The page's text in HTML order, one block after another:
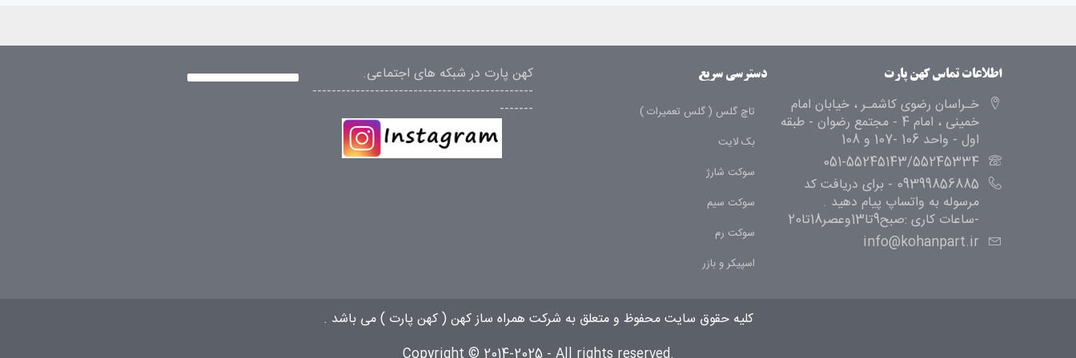
اطلاعات تماس کهن پارت
خـراسان رضوی کاشمـر ، خیابان امام
خمینی ، امام 4 - مجتمع رضوان - طبقه
اول - واحد 106 -107 و 108
051-55245143/55245334
09399856885 - برای دریافت کد
مرسوله به واتساپ پیام دهید .
-ساعات کاری :صبح9تا13وعصر18تا20
info@kohanpart.ir
دسترسی سریع
تاچ گلس ( گلس تعمیرات )
بک لایت
سوکت شارژ
سوکت سیم
سوکت رم
اسپیکر و بازر
کهن پارت در شبکه های اجتماعی.
----------------------------------------------
-------
کلیه حقوق سایت محفوظ و متعلق به شرکت همراه ساز کهن (کهن پارت ) می باشد .